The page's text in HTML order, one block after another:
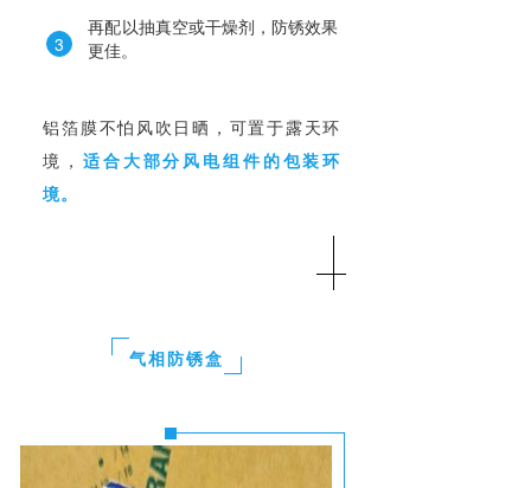
3
再配以抽真空或干燥剂，防锈效果
更佳。
铝箔膜不怕风吹日晒，可置于露天环
境，适合大部分风电组件的包装环
境。
气相防锈盒